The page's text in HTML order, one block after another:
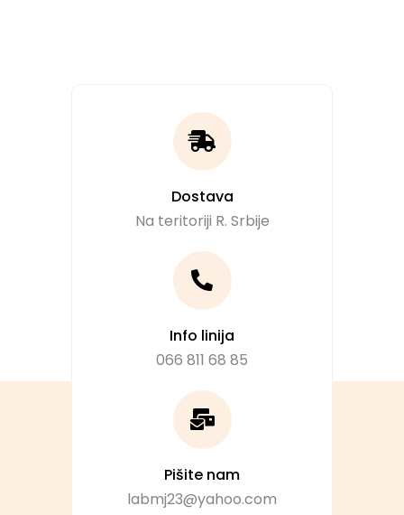
Dostava
Na teritoriji R. Srbije
Info linija
066 811 68 85
Pišite nam
labmj23@yahoo.com